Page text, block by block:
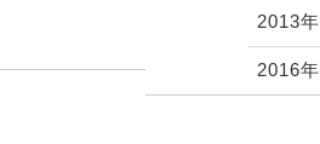
2013年
2016年